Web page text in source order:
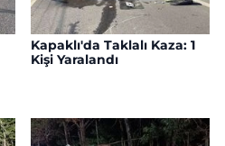
Kapaklı'da Taklalı Kaza: 1
Kişi Yaralandı